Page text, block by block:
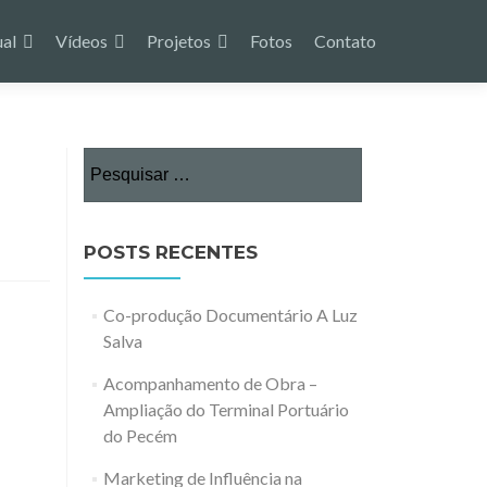
Vídeos Projetos Fotos Contato
por:
POSTS RECENTES
Co-produção Documentário A Luz
Salva
Acompanhamento de Obra –
Ampliação do Terminal Portuário
do Pecém
Marketing de Influência na